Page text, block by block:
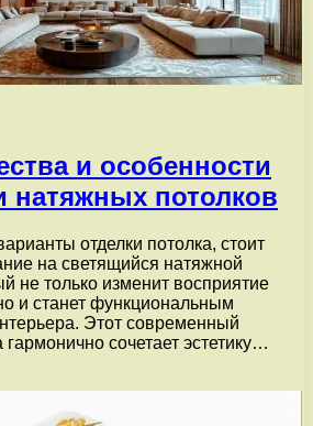
и особенности
натяжных потолков
отделки потолка, стоит
на светящийся натяжной
не только изменит восприятие
и станет функциональным
Этот современный
сочетает эстетику…